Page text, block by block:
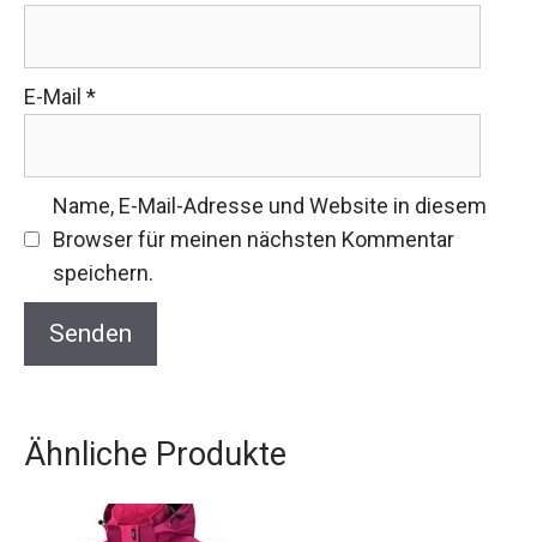
E-Mail *
Name, E-Mail-Adresse und Website in diesem
Browser für meinen nächsten Kommentar
speichern.
Ähnliche Produkte